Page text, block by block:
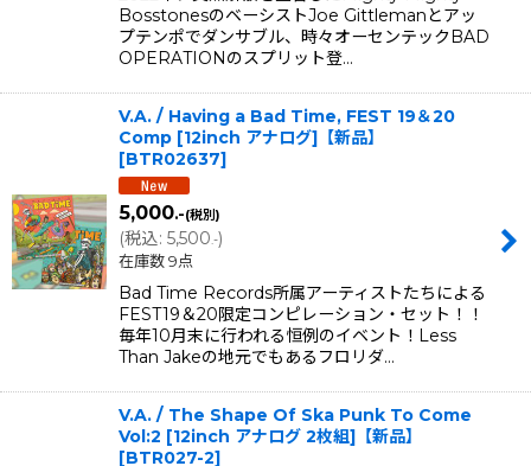
BosstonesのベーシストJoe Gittlemanとアッ
プテンポでダンサブル、時々オーセンテックBAD
OPERATIONのスプリット登…
V.A. / Having a Bad Time, FEST 19＆20
Comp [12inch アナログ]【新品】
[BTR02637]
5,000.-(税別)
(税込: 5,500.-)
在庫数 9点
Bad Time Records所属アーティストたちによる
FEST19＆20限定コンピレーション・セット！！
毎年10月末に行われる恒例のイベント！Less
Than Jakeの地元でもあるフロリダ…
V.A. / The Shape Of Ska Punk To Come
Vol:2 [12inch アナログ 2枚組]【新品】
[BTR027-2]